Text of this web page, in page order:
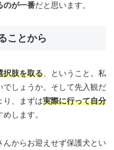
のが一番だと思います。
ことから
択肢を取る 、ということ。私
しょうか。そして先入観だ
り、まずは実際に行って自分
します。
からお迎えせず保護犬とい